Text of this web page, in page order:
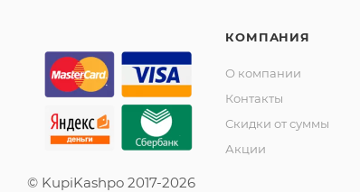
© KupiKashpo 2017-2026
КОМПАНИЯ
О компании
Контакты
Скидки от суммы
Акции